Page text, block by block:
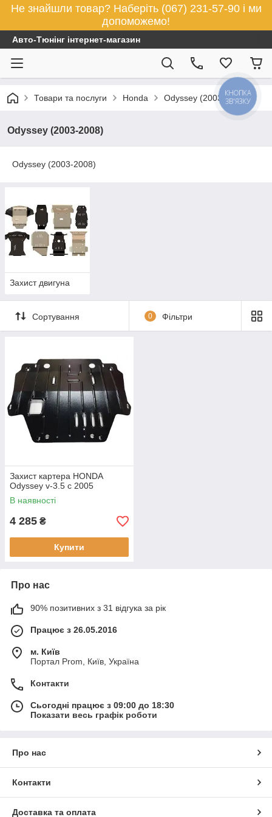
Не знайшли товар? Наберіть (067) 231-57-90 і ми
допоможемо!
Авто-Тюнінг інтернет-магазин
Товари та послуги Honda Odyssey (2003-2008)
Odyssey (2003-2008)
Odyssey (2003-2008)
Захист двигуна
Сортування 0 Фільтри
Захист картера HONDA
Odyssey v-3.5 c 2005
В наявності
4 285 ₴
Купити
Про нас
90% позитивних з 31 відгука за рік
Працює з 26.05.2016
м. Київ
Портал Prom, Київ, Україна
Контакти
Сьогодні працює з 09:00 до 18:30
Показати весь графік роботи
Про нас
Контакти
Доставка та оплата
КНОПКА
ЗВ'ЯЗКУ